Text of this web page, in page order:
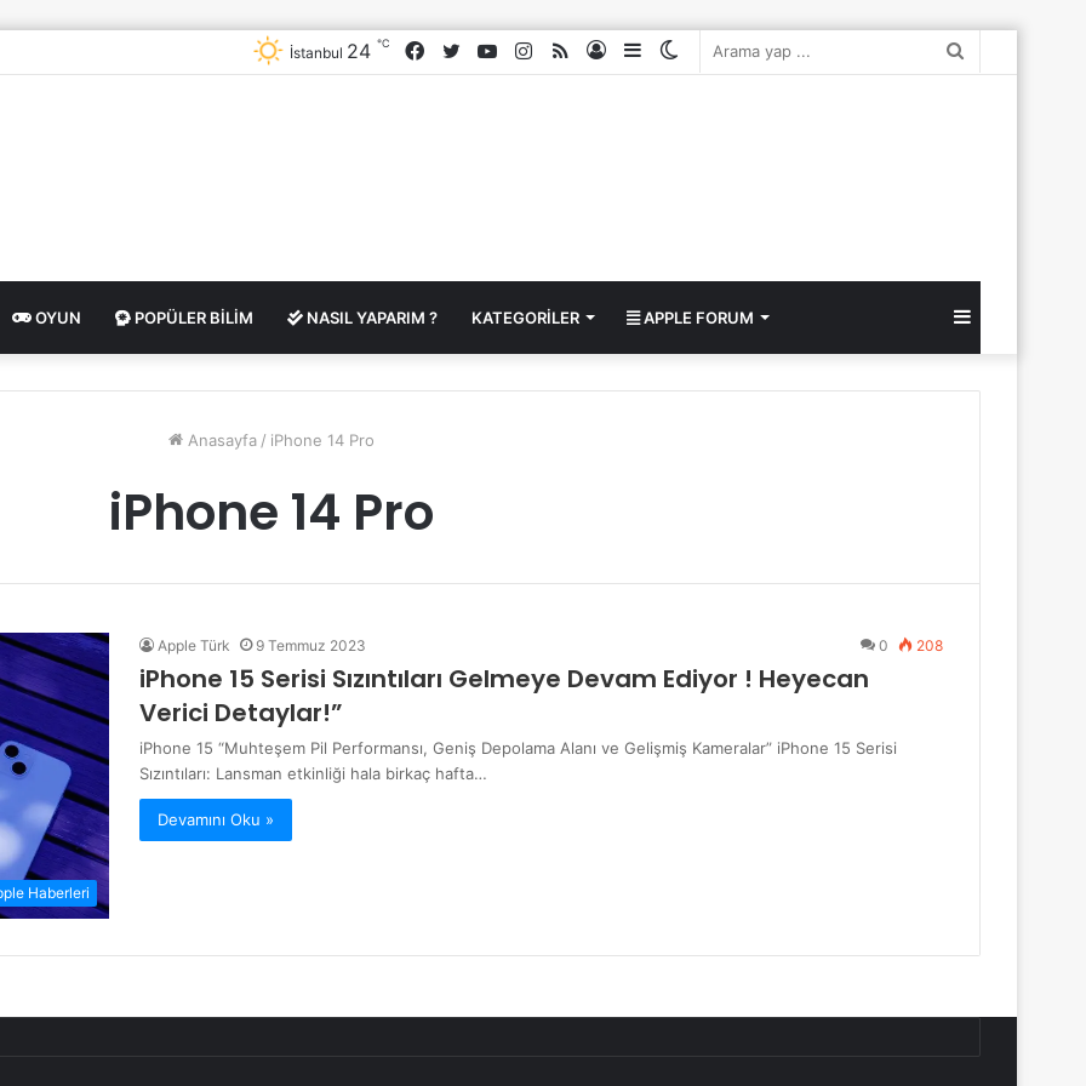
Kenar
Kayıt
RSS
Instagram
YouTube
Twitter
Facebook
İstanbul 24 ℃
OYUN POPÜLER BILIM NASIL YAPARIM ? KATEGORILER APPLE FORUM Kenar
Bölmesi
Anasayfa / iPhone 14 Pro
iPhone 14 Pro
Haberleri
Apple Türk 9 Temmuz 2023 0 208
iPhone 15 Serisi Sızıntıları Gelmeye Devam Ediyor ! Heyecan
Verici Detaylar!”
iPhone 15 “Muhteşem Pil Performansı, Geniş Depolama Alanı ve Gelişmiş Kameralar” iPhone 15 Serisi
Sızıntıları: Lansman etkinliği hala birkaç hafta…
Devamını Oku »